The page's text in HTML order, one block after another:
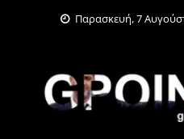
Παρασκευή, 7
G-